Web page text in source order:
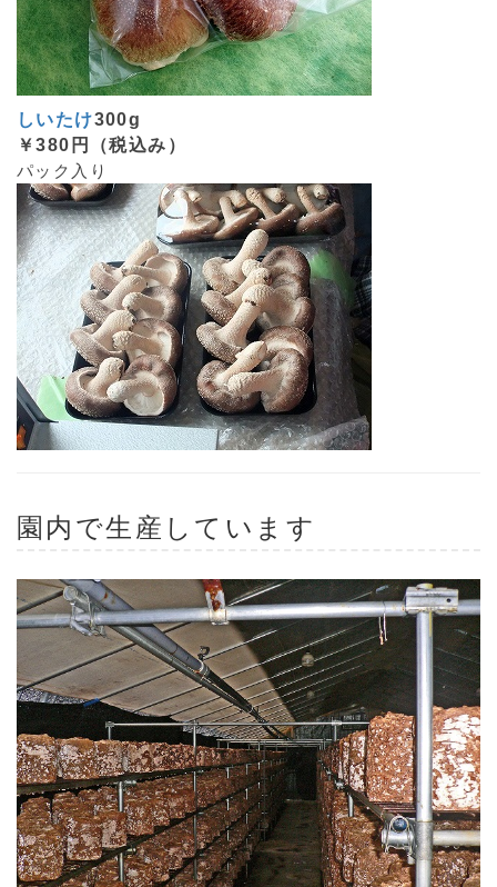
しいたけ300g
￥380円（税込み）
パック入り
園内で生産しています